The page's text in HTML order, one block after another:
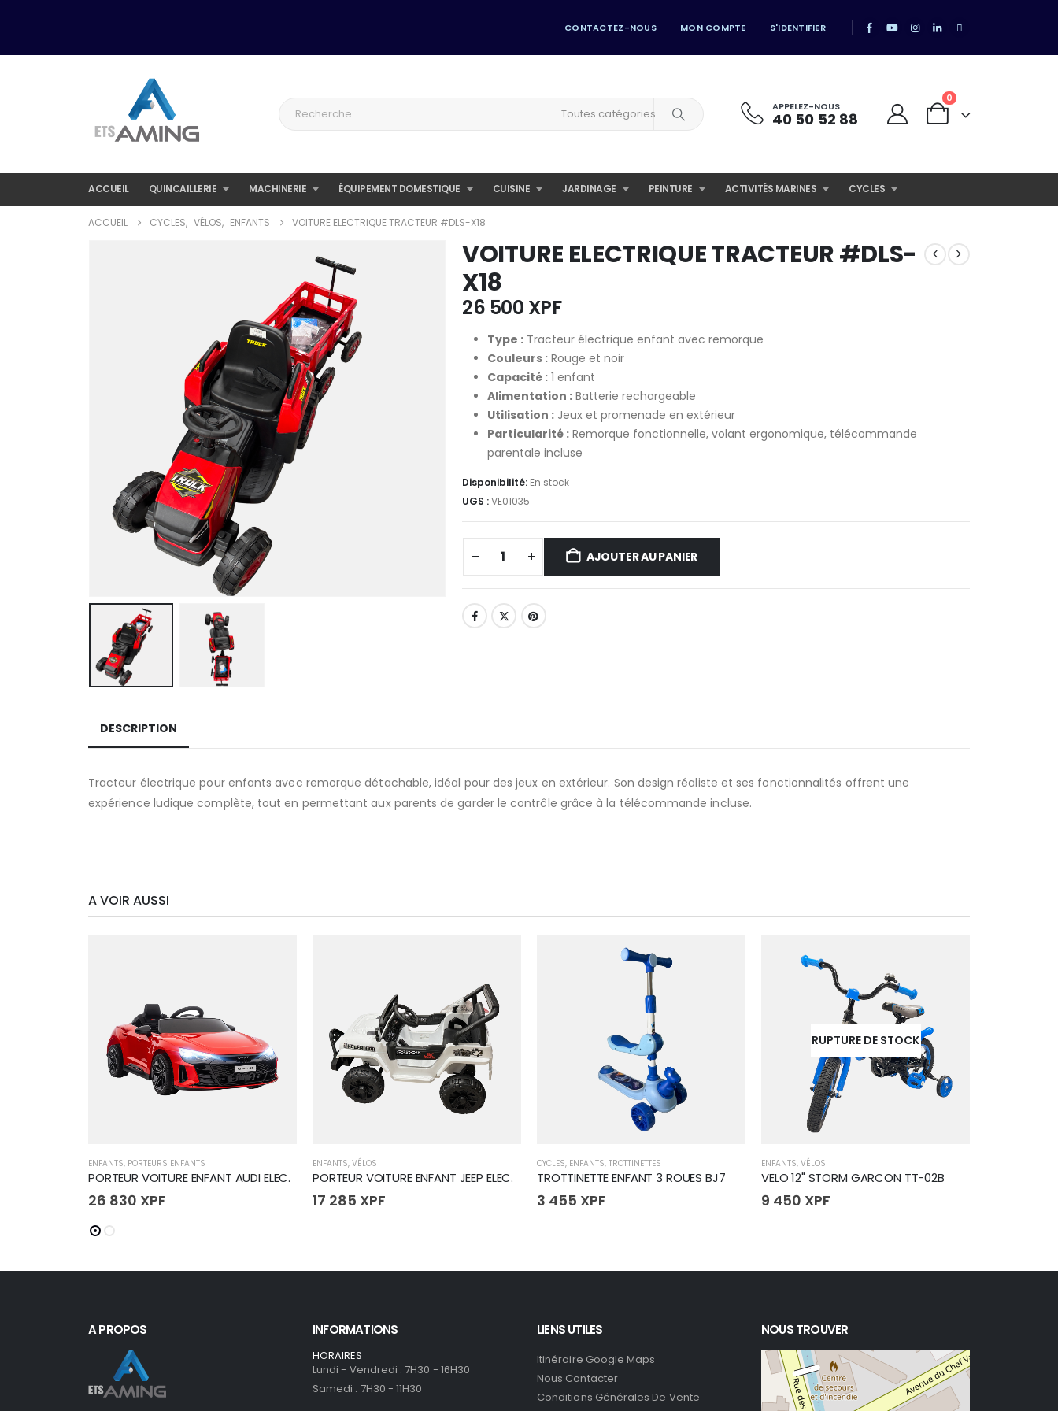
CONTACTEZ-NOUS MON COMPTE S'IDENTIFIER
Toutes catégories APPELEZ-NOUS
40 50 52 88
0
ACCUEIL QUINCAILLERIE MACHINERIE ÉQUIPEMENT DOMESTIQUE CUISINE JARDINAGE PEINTURE ACTIVITÉS MARINES CYCLES
ACCUEIL CYCLES, VÉLOS, ENFANTS VOITURE ELECTRIQUE TRACTEUR #DLS-X18
VOITURE ELECTRIQUE TRACTEUR #DLS-
X18
26 500 XPF
Type : Tracteur électrique enfant avec remorque
Couleurs : Rouge et noir
Capacité : 1 enfant
Alimentation : Batterie rechargeable
Utilisation : Jeux et promenade en extérieur
Particularité : Remorque fonctionnelle, volant ergonomique, télécommande
parentale incluse
Disponibilité: En stock
UGS :VE01035
AJOUTER AU PANIER
DESCRIPTION
Tracteur électrique pour enfants avec remorque détachable, idéal pour des jeux en extérieur. Son design réaliste et ses fonctionnalités offrent une
expérience ludique complète, tout en permettant aux parents de garder le contrôle grâce à la télécommande incluse.
A VOIR AUSSI
ENFANTS, PORTEURS ENFANTS
PORTEUR VOITURE ENFANT AUDI ELEC.
26 830 XPF
ENFANTS, VÉLOS
PORTEUR VOITURE ENFANT JEEP ELEC.
17 285 XPF
CYCLES, ENFANTS, TROTTINETTES
TROTTINETTE ENFANT 3 ROUES BJ7
3 455 XPF
RUPTURE DE STOCK
ENFANTS, VÉLOS
VELO 12" STORM GARCON TT-02B
9 450 XPF
A PROPOS INFORMATIONS
HORAIRES
Lundi - Vendredi : 7H30 - 16H30
Samedi : 7H30 - 11H30
LIENS UTILES
Itinéraire Google Maps
Nous Contacter
Conditions Générales De Vente
NOUS TROUVER